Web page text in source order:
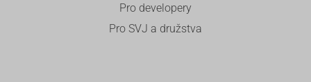
Pro developery
Pro SVJ a družstva